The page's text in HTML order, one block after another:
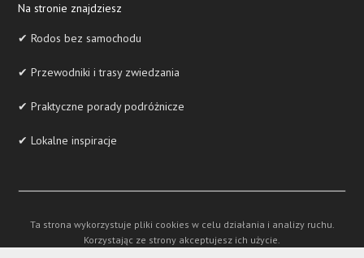
Na stronie znajdziesz
✔ Rodos bez samochodu
✔ Przewodniki i trasy zwiedzania
✔ Praktyczne porady podróżnicze
✔ Lokalne inspiracje
Ta strona wykorzystuje pliki cookies w celu działania i analizy ruchu.
Korzystając ze strony akceptujesz ich użycie.